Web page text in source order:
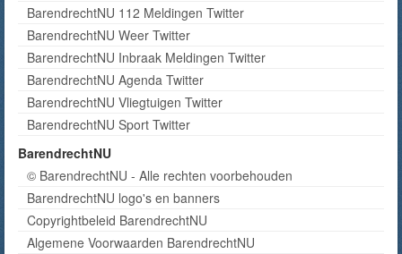
BarendrechtNU 112 Meldingen Twitter
BarendrechtNU Weer Twitter
BarendrechtNU Inbraak Meldingen Twitter
BarendrechtNU Agenda Twitter
BarendrechtNU Vliegtuigen Twitter
BarendrechtNU Sport Twitter
BarendrechtNU
© BarendrechtNU - Alle rechten voorbehouden
BarendrechtNU logo's en banners
Copyrightbeleid BarendrechtNU
Algemene Voorwaarden BarendrechtNU